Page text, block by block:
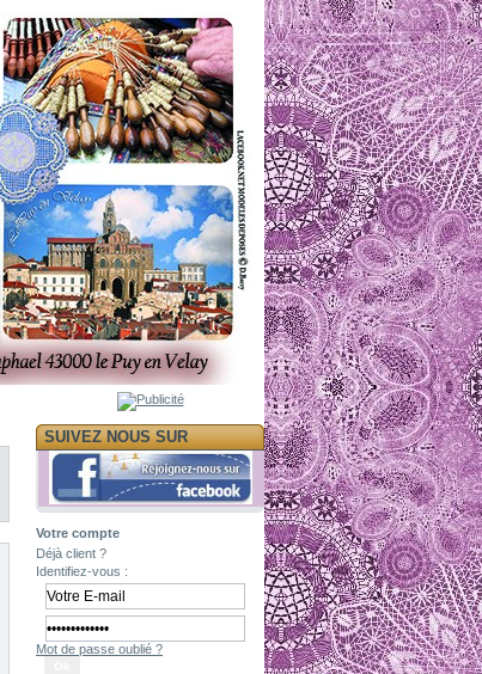
SUIVEZ NOUS SUR
Votre compte
Déjà client ?
Identifiez-vous :
Mot de passe oublié ?